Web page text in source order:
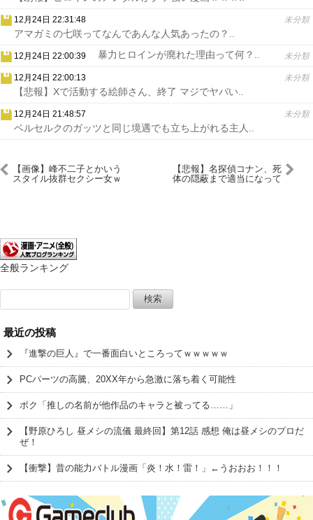
12月24日 22:31:48 未分類
アマガミの七咲ってなんであんな人気あったの？..
12月24日 22:00:39 未分類
暴力ヒロインが廃れた理由って何？..
12月24日 22:00:13 未分類
【悲報】Xで活動する絵師さん、終了 マジでヤバい..
12月24日 21:48:57 未分類
ベルセルクのガッツと同じ境遇でも立ち上がれる主人..
【画像】峰不二子とかいう
スタイル抜群セクシー女ｗ
【悲報】名探偵コナン、死
体の隠蔽まで適当になって
全般ランキング
索:
最近の投稿
『進撃の巨人』で一番面白いところってｗｗｗｗｗ
PCパーツの高騰、20XX年から急激に落ち着く可能性
ボク「推しの名前が他作品のキャラと被ってる……」
【野原ひろし 昼メシの流儀 最終回】第12話 感想 俺は昼メシのプロだ
ぜ！
【衝撃】昔の能力バトル漫画「炎！水！雷！」←うおおお！！！